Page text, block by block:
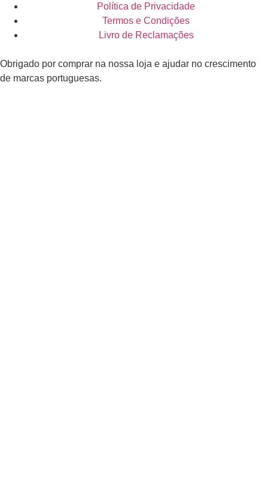
Política de Privacidade
Termos e Condições
Livro de Reclamações
Obrigado por comprar na nossa loja e ajudar no crescimento
de marcas portuguesas.